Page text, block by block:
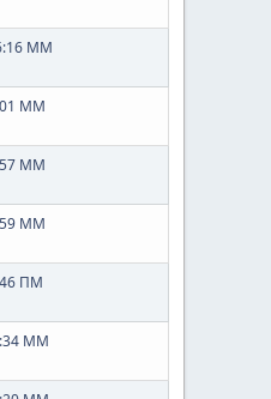
ΜΜ
ΜΜ
ΜΜ
ΜΜ
ΠΜ
ΜΜ